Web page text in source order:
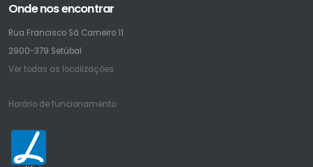
Onde nos encontrar
Rua Francisco Sá Carneiro 11
2900-379 Setúbal
Ver todas as localizações
Horário de funcionamento